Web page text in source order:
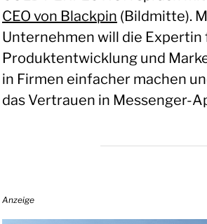
CEO von Blackpin (Bildmitte).
Unternehmen will die Expertin
Produktentwicklung und
in Firmen einfacher machen
das Vertrauen in Messenger-
Anzeige